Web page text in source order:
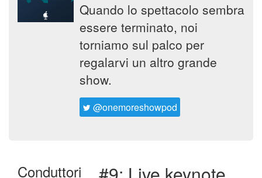
Quando lo spettacolo sembra
essere terminato, noi
torniamo sul palco per
regalarvi un altro grande
show.
@onemoreshowpod
Conduttori